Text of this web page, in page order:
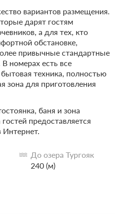
вариантов размещения.
дарят гостям
а для тех, кто
обстановке,
привычные стандартные
номерах есть все
техника, полностью
зона для приготовления
баня и зона
предоставляется
Интернет.
До озера Тургояк
240 (м)